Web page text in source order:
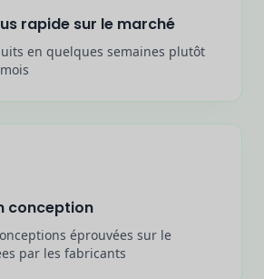
rapide sur le marché
en quelques semaines plutôt
conception
éprouvées sur le
par les fabricants